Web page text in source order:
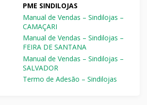
PME SINDILOJAS
Manual de Vendas – Sindilojas –
CAMAÇARI
Manual de Vendas – Sindilojas –
FEIRA DE SANTANA
Manual de Vendas – Sindilojas –
SALVADOR
Termo de Adesão – Sindilojas